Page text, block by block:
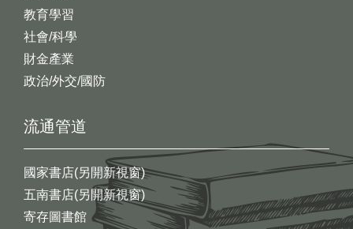
教育學習
社會/科學
財金產業
政治/外交/國防
流通管道
國家書店(另開新視窗)
五南書店(另開新視窗)
寄存圖書館